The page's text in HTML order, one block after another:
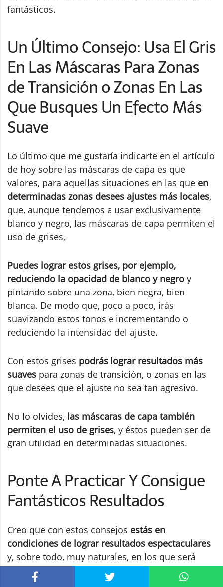
fantásticos.
Un Último Consejo: Usa El Gris
En Las Máscaras Para Zonas
de Transición o Zonas En Las
Que Busques Un Efecto Más
Suave
Lo último que me gustaría indicarte en el artículo
de hoy sobre las máscaras de capa es que
valores, para aquellas situaciones en las que en
determinadas zonas desees ajustes más locales,
que, aunque tendemos a usar exclusivamente
blanco y negro, las máscaras de capa permiten el
uso de grises,
Puedes lograr estos grises, por ejemplo,
reduciendo la opacidad de blanco y negro y
pintando sobre una zona, bien negra, bien
blanca. De modo que, poco a poco, irás
suavizando estos tonos e incrementando o
reduciendo la intensidad del ajuste.
Con estos grises podrás lograr resultados más
suaves para zonas de transición, o zonas en las
que desees que el ajuste no sea tan agresivo.
No lo olvides, las máscaras de capa también
permiten el uso de grises, y éstos pueden ser de
gran utilidad en determinadas situaciones.
Ponte A Practicar Y Consigue
Fantásticos Resultados
Creo que con estos consejos estás en
condiciones de lograr resultados espectaculares
y, sobre todo, muy naturales, en los que será
difícil percatarse del uso de Photoshop.